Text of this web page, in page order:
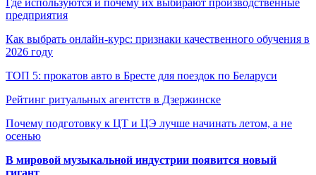
Где используются и почему их выбирают производственные
предприятия
Как выбрать онлайн-курс: признаки качественного обучения в
2026 году
ТОП 5: прокатов авто в Бресте для поездок по Беларуси
Рейтинг ритуальных агентств в Дзержинске
Почему подготовку к ЦТ и ЦЭ лучше начинать летом, а не
осенью
В мировой музыкальной индустрии появится новый
гигант